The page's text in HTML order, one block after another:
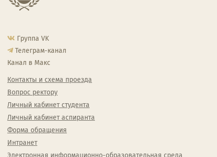
Группа VK
Телеграм-канал
Канал в Макс
Контакты и схема проезда
Вопрос ректору
Личный кабинет студента
Личный кабинет аспиранта
Форма обращения
Интранет